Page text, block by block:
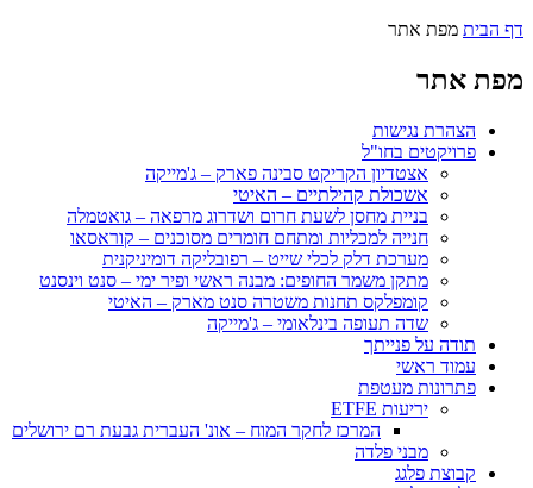
דף הבית מפת אתר
מפת אתר
הצהרת נגישות
פרויקטים בחו"ל
אצטדיון הקריקט סבינה פארק – ג'מייקה
אשכולת קהילתיים – האיטי
בניית מחסן לשעת חרום ושדרוג מרפאה – גואטמלה
חנייה למכליות ומתחם חומרים מסוכנים – קוראסאו
מערכת דלק לכלי שייט – רפובליקה דומיניקנית
מתקן משמר החופים: מבנה ראשי ופיר ימי – סנט וינסנט
קומפלקס תחנות משטרה סנט מארק – האיטי
שדה תעופה בינלאומי – ג'מייקה
תודה על פנייתך
עמוד ראשי
פתרונות מעטפת
יריעות ETFE
המרכז לחקר המוח – אונ' העברית גבעת רם ירושלים
מבני פלדה
קבוצת פלגג